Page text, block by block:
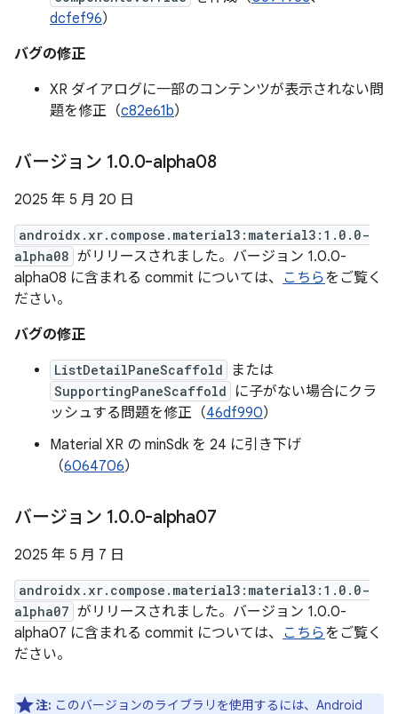
dcfef96）
バグの修正
XR ダイアログに一部のコンテンツが表示されない問
題を修正（c82e61b）
バージョン 1.0.0-alpha08
2025 年 5 月 20 日
androidx.xr.compose.material3:material3:1.0.0-
alpha08 がリリースされました。バージョン 1.0.0-
alpha08 に含まれる commit については、 こちらをご覧く
ださい。
バグの修正
ListDetailPaneScaffold または
SupportingPaneScaffold
に子がない場合にクラ
ッシュする問題を修正（46df990）
Material XR の minSdk を 24 に引き下げ
（6064706）
バージョン 1.0.0-alpha07
2025 年 5 月 7 日
androidx.xr.compose.material3:material3:1.0.0-
alpha07 がリリースされました。バージョン 1.0.0-
alpha07 に含まれる commit については、 こちらをご覧く
ださい。
注: このバージョンのライブラリを使用するには、Android